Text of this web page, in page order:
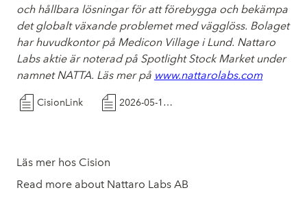
och hållbara lösningar för att förebygga och bekämpa
det globalt växande problemet med vägglöss. Bolaget
har huvudkontor på Medicon Village i Lund. Nattaro
Labs aktie är noterad på Spotlight Stock Market under
namnet NATTA. Läs mer på www.nattarolabs.com
CisionLink 2026-05-19 Pressmeddelande Nattaro lanseras på Puuilo
Läs mer hos Cision
Read more about Nattaro Labs AB